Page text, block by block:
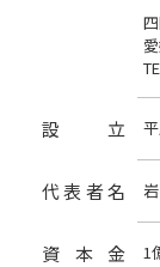
設立
代表者名
資本金 1